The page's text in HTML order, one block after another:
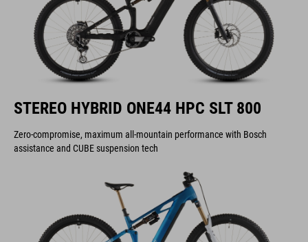
STEREO HYBRID ONE44 HPC SLT 800
Zero-compromise, maximum all-mountain performance with Bosch
assistance and CUBE suspension tech